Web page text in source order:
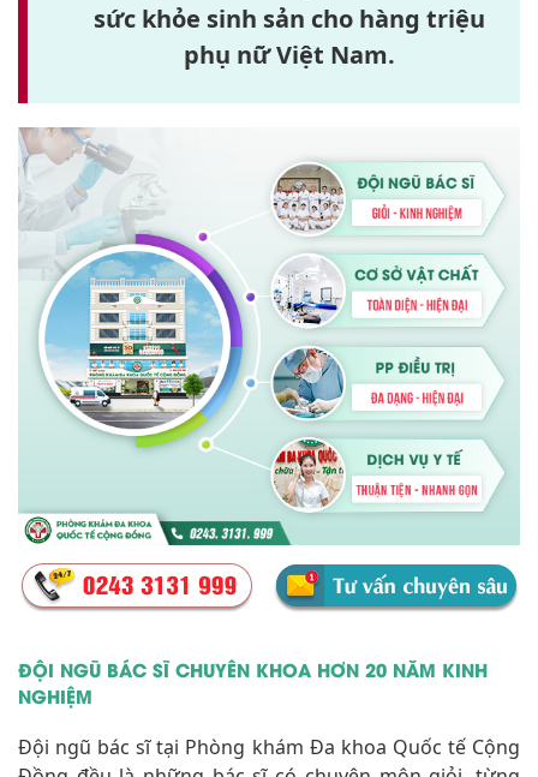
sức khỏe sinh sản cho hàng triệu
phụ nữ Việt Nam.
ĐỘI NGŨ BÁC SĨ CHUYÊN KHOA HƠN 20 NĂM KINH
NGHIỆM
Đội ngũ bác sĩ tại Phòng khám Đa khoa Quốc tế Cộng